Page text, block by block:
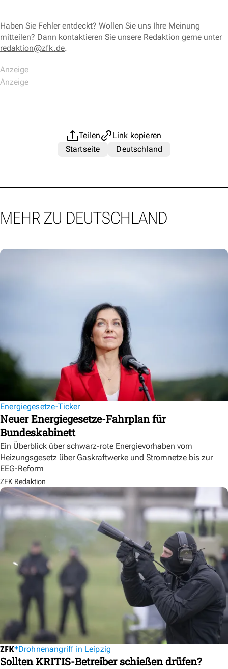
Haben Sie Fehler entdeckt? Wollen Sie uns Ihre Meinung
mitteilen? Dann kontaktieren Sie unsere Redaktion gerne unter
redaktion@zfk.de.
Teilen
Link kopieren
Startseite
Deutschland
MEHR ZU DEUTSCHLAND
Energiegesetze-Ticker
Neuer Energiegesetze-Fahrplan für
Bundeskabinett
Ein Überblick über schwarz-rote Energievorhaben vom
Heizungsgesetz über Gaskraftwerke und Stromnetze bis zur
EEG-Reform
ZFK Redaktion
Drohnenangriff in Leipzig
Sollten KRITIS-Betreiber schießen drüfen?